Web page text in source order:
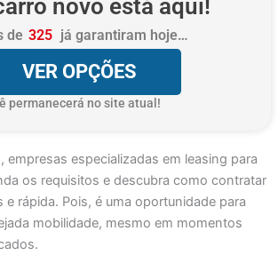
novo está aqui!
de 325 já garantiram hoje…
VER OPÇÕES
permanecerá no site atual!
empresas especializadas em leasing para
os requisitos e descubra como contratar
e rápida. Pois, é uma oportunidade para
mobilidade, mesmo em momentos